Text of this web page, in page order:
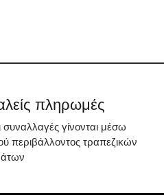
πληρωμές
συναλλαγές γίνονται μέσω
περιβάλλοντος τραπεζικών